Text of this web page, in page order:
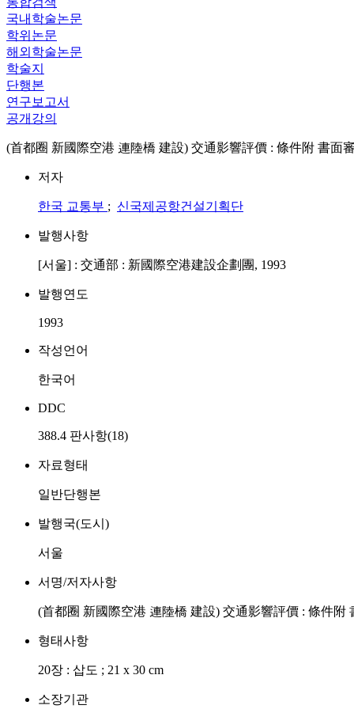
국내학술논문
학위논문
해외학술논문
학술지
단행본
연구보고서
공개강의
(首都圈 新國際空港 連陸橋 建設) 交通影響評價 : 條件附 書面
저자
한국 교통부 ; 신국제공항건설기획단
발행사항
[서울] : 交通部 : 新國際空港建設企劃團, 1993
발행연도
1993
작성언어
한국어
DDC
388.4 판사항(18)
자료형태
일반단행본
발행국(도시)
서울
서명/저자사항
(首都圈 新國際空港 連陸橋 建設) 交通影響評價 : 條件附
형태사항
20장 : 삽도 ; 21 x 30 cm
소장기관